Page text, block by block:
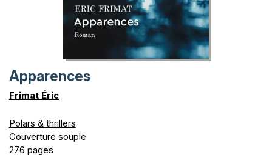
Apparences
Frimat Éric
Polars & thrillers
Couverture souple
276 pages